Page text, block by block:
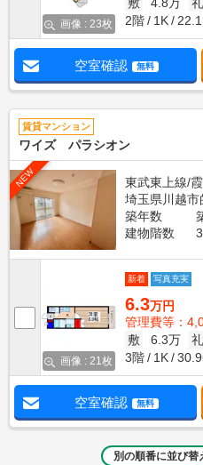
画像 : 23枚
2階
1K
空室確認 無料
賃貸マンション
ワイズ パラシオン
NEW
東武東上線/
埼玉県川越市
築年数
建物階数
画像 : 21枚
新着 写真充実
6.3万円
管理費等：
敷
6.3万 礼
3階
1K
空室確認 無料
別の順番に並び替